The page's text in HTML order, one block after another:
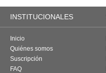
INSTITUCIONALES
Inicio
Quiénes somos
Suscripción
FAQ